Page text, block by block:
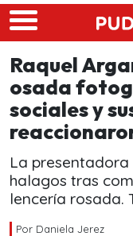
Skip to main content
Raquel
osada
sociales y
La
halagos tras
lencería rosada.
Por Daniela Jerez